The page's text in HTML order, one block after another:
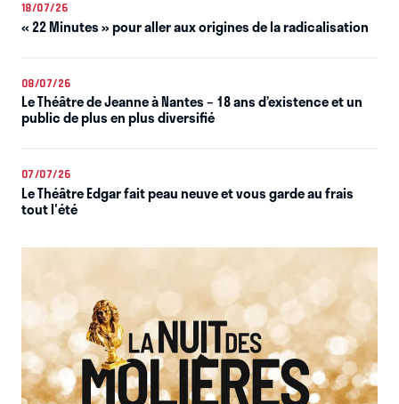
18/07/26
« 22 Minutes » pour aller aux origines de la radicalisation
08/07/26
Le Théâtre de Jeanne à Nantes – 18 ans d’existence et un
public de plus en plus diversifié
07/07/26
Le Théâtre Edgar fait peau neuve et vous garde au frais
tout l'été